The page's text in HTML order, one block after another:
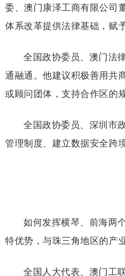
委、澳门康泽工商有限公司
体系改革提供法律基础，赋
全国政协委员、澳门法
通融通。他建议积极善用共
或顾问团体，支持合作区的
全国政协委员、深圳市
管理制度、建立数据安全跨
如何发挥横琴、前海两
特优势，与珠三角地区的产
全国人大代表、澳门工